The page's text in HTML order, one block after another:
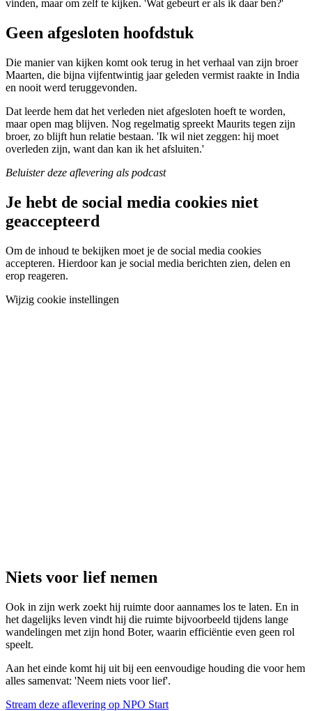
vinden, maar om zelf te kijken. 'Wat gebeurt er als ik daar ben?'
Geen afgesloten hoofdstuk
Die manier van kijken komt ook terug in het verhaal van zijn broer
Maarten, die bijna vijfentwintig jaar geleden vermist raakte in India
en nooit werd teruggevonden.
Dat leerde hem dat het verleden niet afgesloten hoeft te worden,
maar open mag blijven. Nog regelmatig spreekt Maurits tegen zijn
broer, zo blijft hun relatie bestaan. 'Ik wil niet zeggen: hij moet
overleden zijn, want dan kan ik het afsluiten.'
Beluister deze aflevering als podcast
Je hebt de social media cookies niet
geaccepteerd
Om de inhoud te bekijken moet je de social media cookies
accepteren. Hierdoor kan je social media berichten zien, delen en
erop reageren.
Wijzig cookie instellingen
Niets voor lief nemen
Ook in zijn werk zoekt hij ruimte door aannames los te laten. En in
het dagelijks leven vindt hij die ruimte bijvoorbeeld tijdens lange
wandelingen met zijn hond Boter, waarin efficiëntie even geen rol
speelt.
Aan het einde komt hij uit bij een eenvoudige houding die voor hem
alles samenvat: 'Neem niets voor lief'.
Stream deze aflevering op NPO Start